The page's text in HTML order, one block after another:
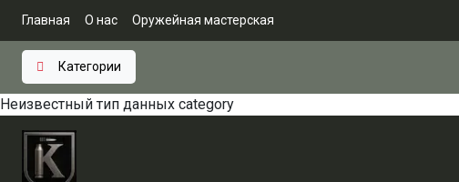
Главная О нас Оружейная мастерская
Категории
Неизвестный тип данных category